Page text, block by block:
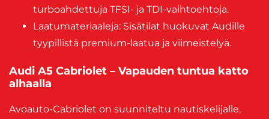
turboahdettuja TFSI- ja TDI-vaihtoehtoja.
Laatumateriaaleja: Sisätilat huokuvat Audille
tyypillistä premium-laatua ja viimeistelyä.
Audi A5 Cabriolet – Vapauden tuntua katto
alhaalla
Avoauto-Cabriolet on suunniteltu nautiskelijalle,